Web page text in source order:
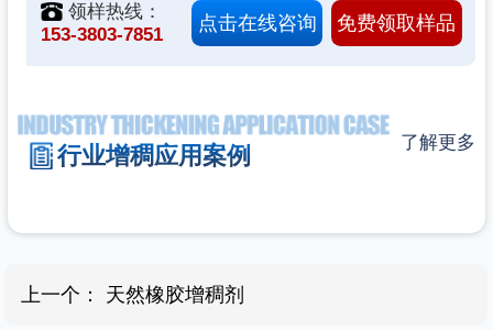
点击在线咨询 免费领取样品
领样热线：
153-3803-7851
行业增稠应用案例 了解更多
上一个： 天然橡胶增稠剂